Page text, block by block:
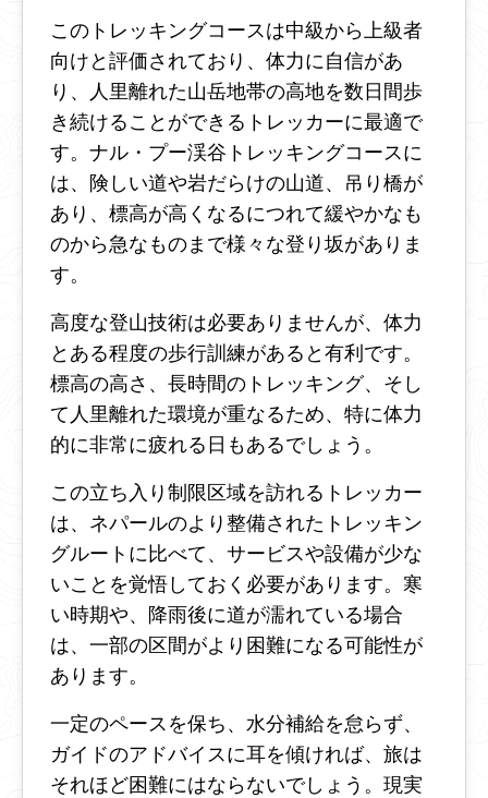
このトレッキングコースは中級から上級者
向けと評価されており、体力に自信があ
り、人里離れた山岳地帯の高地を数日間歩
き続けることができるトレッカーに最適で
す。ナル・プー渓谷トレッキングコースに
は、険しい道や岩だらけの山道、吊り橋が
あり、標高が高くなるにつれて緩やかなも
のから急なものまで様々な登り坂がありま
す。
高度な登山技術は必要ありませんが、体力
とある程度の歩行訓練があると有利です。
標高の高さ、長時間のトレッキング、そし
て人里離れた環境が重なるため、特に体力
的に非常に疲れる日もあるでしょう。
この立ち入り制限区域を訪れるトレッカー
は、ネパールのより整備されたトレッキン
グルートに比べて、サービスや設備が少な
いことを覚悟しておく必要があります。寒
い時期や、降雨後に道が濡れている場合
は、一部の区間がより困難になる可能性が
あります。
一定のペースを保ち、水分補給を怠らず、
ガイドのアドバイスに耳を傾ければ、旅は
それほど困難にはならないでしょう。現実